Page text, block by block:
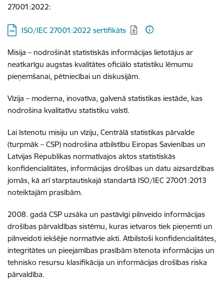
27001:2022:
Lejupielādēt:
ISO/IEC 27001:2022 sertifikāts
Misija – nodrošināt statistiskās informācijas lietotājus ar
neatkarīgu augstas kvalitātes oficiālo statistiku lēmumu
pieņemšanai, pētniecībai un diskusijām.
Vīzija – moderna, inovatīva, galvenā statistikas iestāde, kas
nodrošina kvalitatīvu statistiku valstī.
Lai īstenotu misiju un vīziju, Centrālā statistikas pārvalde
(turpmāk – CSP) nodrošina atbilstību Eiropas Savienības un
Latvijas Republikas normatīvajos aktos statistiskās
konfidencialitātes, informācijas drošības un datu aizsardzības
jomās, kā arī starptautiskajā standartā ISO/IEC 27001:2013
noteiktajām prasībām.
2008. gadā CSP uzsāka un pastāvīgi pilnveido informācijas
drošības pārvaldības sistēmu, kuras ietvaros tiek pieņemti un
pilnveidoti iekšējie normatīvie akti. Atbilstoši konfidencialitātes,
integritātes un pieejamības prasībām īstenota informācijas un
tehnisko resursu klasifikācija un informācijas drošības riska
pārvaldība.